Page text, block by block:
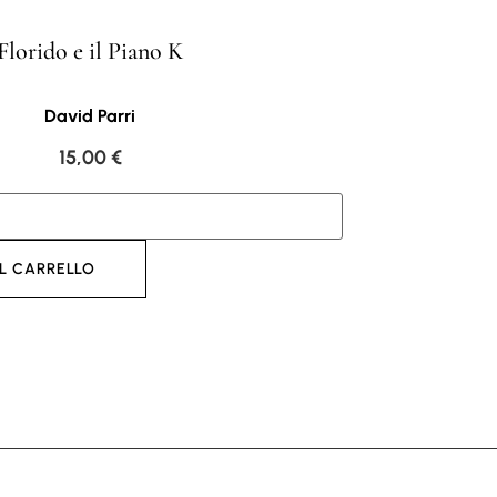
e il Piano K
David Parri
15,00€
CARRELLO